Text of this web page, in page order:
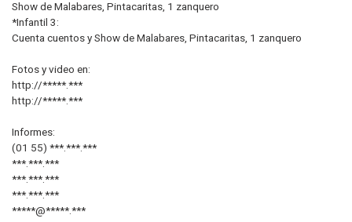
Show de Malabares, Pintacaritas, 1 zanquero
*Infantil 3:
Cuenta cuentos y Show de Malabares, Pintacaritas, 1 zanquero
Fotos y video en:
http://*****.***
http://*****.***
Informes:
(01 55) ***.***.***
***.***.***
***.***.***
***.***.***
*****@*****.***